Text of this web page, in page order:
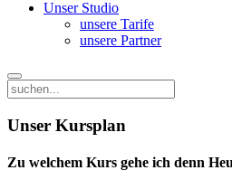
Unser Studio
unsere Tarife
unsere Partner
Unser Kursplan
Zu welchem Kurs gehe ich denn